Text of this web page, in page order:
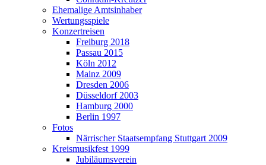
Ehemalige Amtsinhaber
Wertungsspiele
Konzertreisen
Freiburg 2018
Passau 2015
Köln 2012
Mainz 2009
Dresden 2006
Düsseldorf 2003
Hamburg 2000
Berlin 1997
Fotos
Närrischer Staatsempfang Stuttgart 2009
Kreismusikfest 1999
Jubiläumsverein